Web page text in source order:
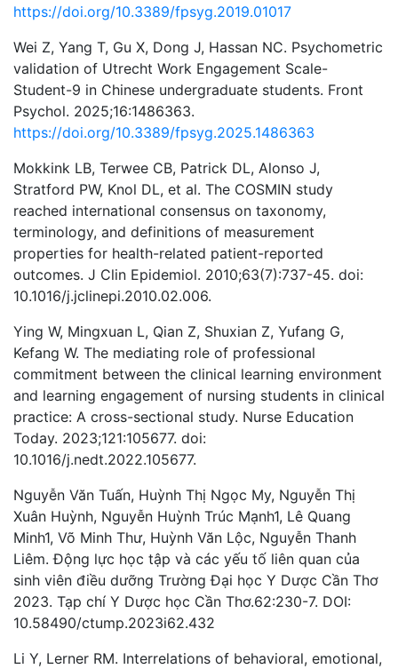
https://doi.org/10.3389/fpsyg.2019.01017
Wei Z, Yang T, Gu X, Dong J, Hassan NC. Psychometric
validation of Utrecht Work Engagement Scale-
Student-9 in Chinese undergraduate students. Front
Psychol. 2025;16:1486363.
https://doi.org/10.3389/fpsyg.2025.1486363
Mokkink LB, Terwee CB, Patrick DL, Alonso J,
Stratford PW, Knol DL, et al. The COSMIN study
reached international consensus on taxonomy,
terminology, and definitions of measurement
properties for health-related patient-reported
outcomes. J Clin Epidemiol. 2010;63(7):737-45. doi:
10.1016/j.jclinepi.2010.02.006.
Ying W, Mingxuan L, Qian Z, Shuxian Z, Yufang G,
Kefang W. The mediating role of professional
commitment between the clinical learning environment
and learning engagement of nursing students in clinical
practice: A cross-sectional study. Nurse Education
Today. 2023;121:105677. doi:
10.1016/j.nedt.2022.105677.
Nguyễn Văn Tuấn, Huỳnh Thị Ngọc My, Nguyễn Thị
Xuân Huỳnh, Nguyễn Huỳnh Trúc Mạnh1, Lê Quang
Minh1, Võ Minh Thư, Huỳnh Văn Lộc, Nguyễn Thanh
Liêm. Động lực học tập và các yếu tố liên quan của
sinh viên điều dưỡng Trường Đại học Y Dược Cần Thơ
2023. Tạp chí Y Dược học Cần Thơ.62:230-7. DOI:
10.58490/ctump.2023i62.432
Li Y, Lerner RM. Interrelations of behavioral, emotional,